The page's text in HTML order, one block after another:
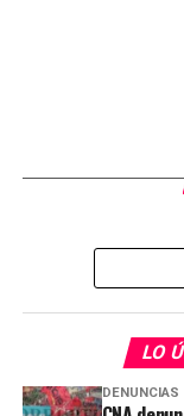
LO
DENUNCIAS